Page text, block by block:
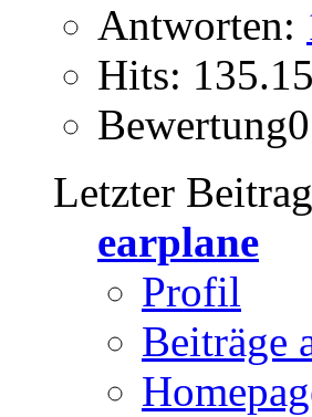
Antworten:
Hits:
Letzter
earplane
Profil
Beiträge